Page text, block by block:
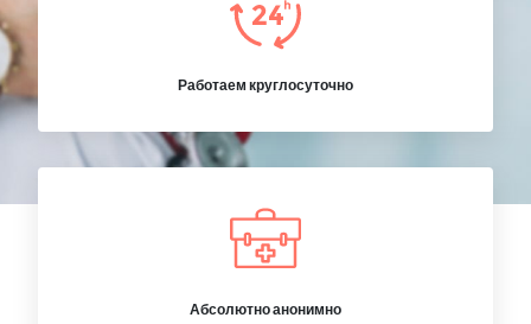
Работаем круглосуточно
Абсолютно анонимно